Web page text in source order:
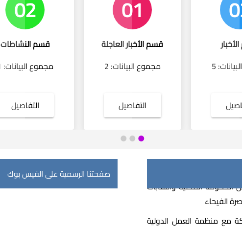
5
01
قسم الأخبار العاجلة
مجموع البيانات: 2
التفاصيل
02
قسم النشاطات
مجموع البيانات: 1
التفاصيل
الحكومة المحلية والنقابات
الفيحاء
الفيحاء
مع منظمة العمل الدولية
العراقي السيدة بسمة
المدني في العراق الندوة
صفحتنا الرسمية على الفيس بوك